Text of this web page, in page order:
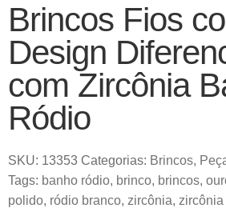
Brincos Fios
Design
com Zircônia
Ródio
SKU: 13353 Categorias: Brincos,
Tags: banho ródio, brinco, brincos,
polido, ródio branco, zircônia, zircônia